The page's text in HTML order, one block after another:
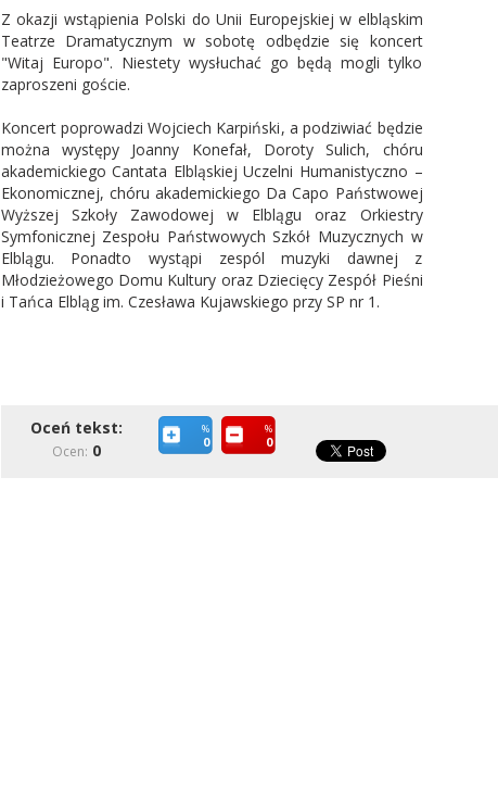
Z okazji wstąpienia Polski do Unii Europejskiej w elbląskim
Teatrze Dramatycznym w sobotę odbędzie się koncert
"Witaj Europo". Niestety wysłuchać go będą mogli tylko
zaproszeni goście.
Koncert poprowadzi Wojciech Karpiński, a podziwiać będzie
można występy Joanny Konefał, Doroty Sulich, chóru
akademickiego Cantata Elbląskiej Uczelni Humanistyczno –
Ekonomicznej, chóru akademickiego Da Capo Państwowej
Wyższej Szkoły Zawodowej w Elblągu oraz Orkiestry
Symfonicznej Zespołu Państwowych Szkół Muzycznych w
Elblągu. Ponadto wystąpi zespól muzyki dawnej z
Młodzieżowego Domu Kultury oraz Dziecięcy Zespół Pieśni
i Tańca Elbląg im. Czesława Kujawskiego przy SP nr 1.
Oceń tekst:
Ocen: 0
%
0
%
0